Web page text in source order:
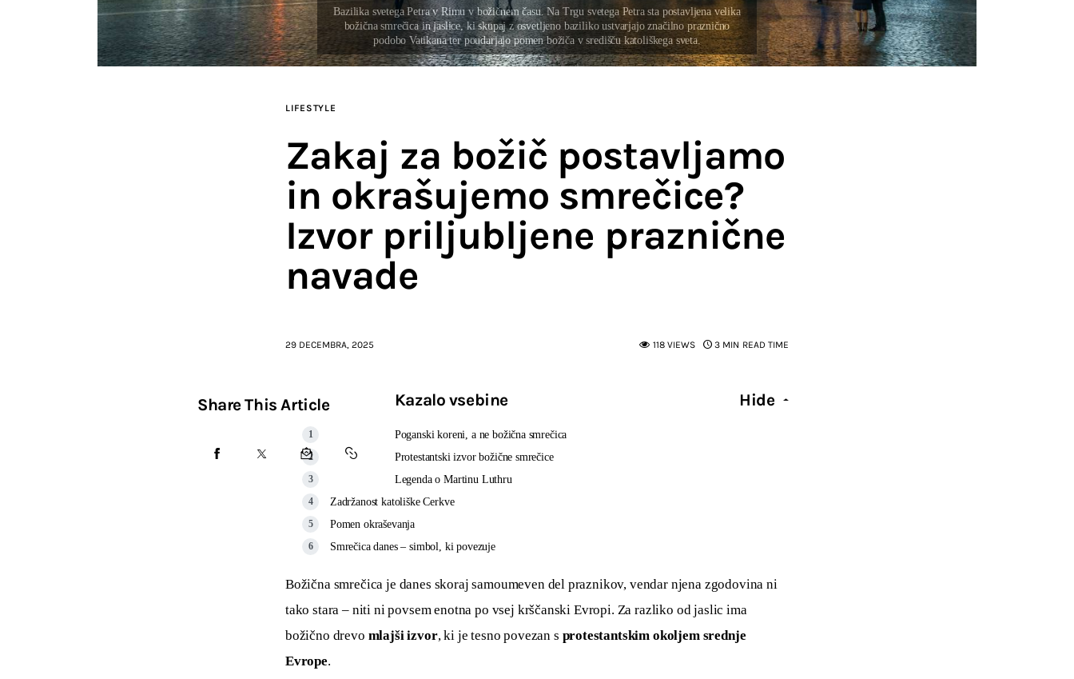
LIFESTYLE
Zakaj za božič postavljamo
in okrašujemo smrečice?
Izvor priljubljene praznične
navade
29 DECEMBRA, 2025 118 VIEWS 3 MIN READ TIME
Share This Article Kazalo vsebine Hide
Poganski koreni, a ne božična smrečica
Protestantski izvor božične smrečice
Legenda o Martinu Luthru
Zadržanost katoliške Cerkve
Pomen okraševanja
Smrečica danes – simbol, ki povezuje
Božična smrečica je danes skoraj samoumeven del praznikov, vendar njena zgodovina ni
tako stara – niti ni povsem enotna po vsej krščanski Evropi. Za razliko od jaslic ima
božično drevo mlajši izvor, ki je tesno povezan s protestantskim okoljem srednje
Evrope.